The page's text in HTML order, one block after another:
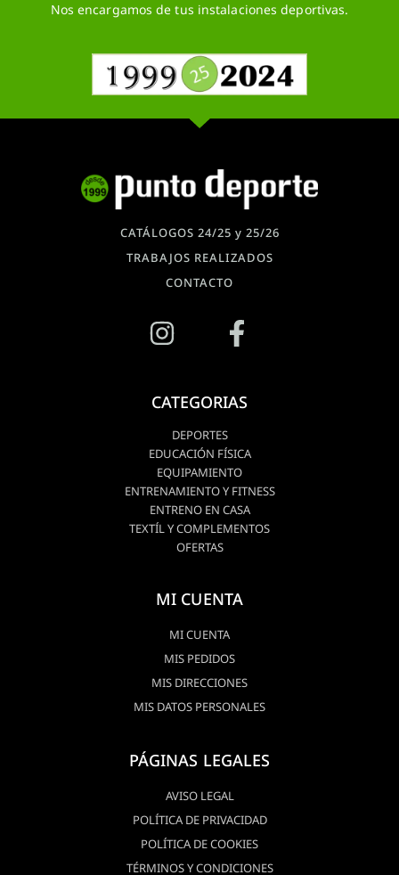
Nos encargamos de tus instalaciones deportivas.
CATÁLOGOS 24/25 y 25/26
TRABAJOS REALIZADOS
CONTACTO
CATEGORIAS
DEPORTES
EDUCACIÓN FÍSICA
EQUIPAMIENTO
ENTRENAMIENTO Y FITNESS
ENTRENO EN CASA
TEXTÍL Y COMPLEMENTOS
OFERTAS
MI CUENTA
MI CUENTA
MIS PEDIDOS
MIS DIRECCIONES
MIS DATOS PERSONALES
PÁGINAS LEGALES
AVISO LEGAL
POLÍTICA DE PRIVACIDAD
POLÍTICA DE COOKIES
TÉRMINOS Y CONDICIONES